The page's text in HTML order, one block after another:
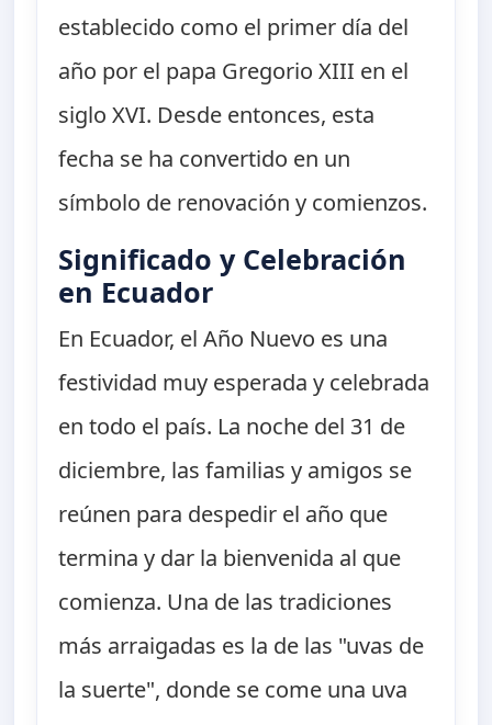
establecido como el primer día del
año por el papa Gregorio XIII en el
siglo XVI. Desde entonces, esta
fecha se ha convertido en un
símbolo de renovación y comienzos.
Significado y Celebración
en Ecuador
En Ecuador, el Año Nuevo es una
festividad muy esperada y celebrada
en todo el país. La noche del 31 de
diciembre, las familias y amigos se
reúnen para despedir el año que
termina y dar la bienvenida al que
comienza. Una de las tradiciones
más arraigadas es la de las "uvas de
la suerte", donde se come una uva